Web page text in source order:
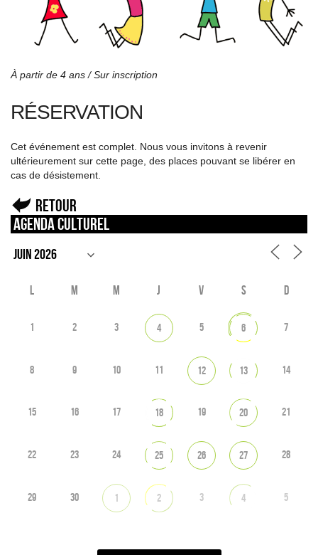
À partir de 4 ans / Sur inscription
RÉSERVATION
Cet événement est complet. Nous vous invitons à revenir
ultérieurement sur cette page, des places pouvant se libérer en
cas de désistement.
Retour
Agenda culturel
L M M J V S D
1 2 3 4 5 6 7
8 9 10 11 12 13 14
15 16 17 18 19 20 21
22 23 24 25 26 27 28
29 30 1 2 3 4 5